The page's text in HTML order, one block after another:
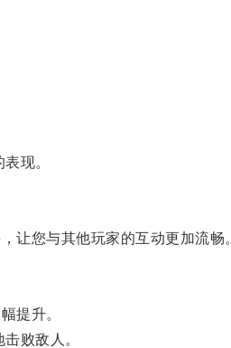
现。
您与其他玩家的互动更加流畅
提升。
败敌人。